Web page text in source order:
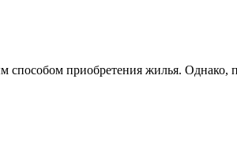
способом приобретения жилья.